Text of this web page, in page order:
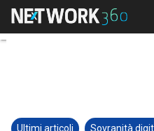
Ultimi articoli Sovranità